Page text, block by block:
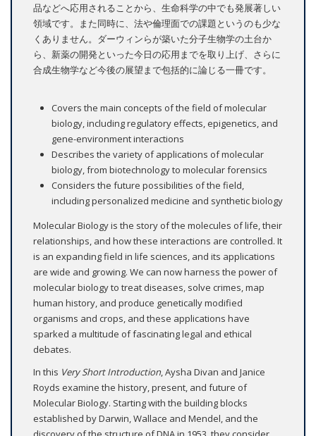
品などへ応用されることから、生命科学の中でも発展著しい
領域です。また同時に、法や倫理面での課題というのも少な
くありません。ダーウィンらが築いた分子生物学の土台か
ら、新薬の開発といった今日の応用までを取り上げ、さらに
合成生物学など今後の展望まで包括的に論じる一冊です。
Covers the main concepts of the field of molecular
biology, including regulatory effects, epigenetics, and
gene-environment interactions
Describes the variety of applications of molecular
biology, from biotechnology to molecular forensics
Considers the future possibilities of the field,
including personalized medicine and synthetic biology
Molecular Biology is the story of the molecules of life, their
relationships, and how these interactions are controlled. It
is an expanding field in life sciences, and its applications
are wide and growing. We can now harness the power of
molecular biology to treat diseases, solve crimes, map
human history, and produce genetically modified
organisms and crops, and these applications have
sparked a multitude of fascinating legal and ethical
debates.
In this Very Short Introduction, Aysha Divan and Janice
Royds examine the history, present, and future of
Molecular Biology. Starting with the building blocks
established by Darwin, Wallace and Mendel, and the